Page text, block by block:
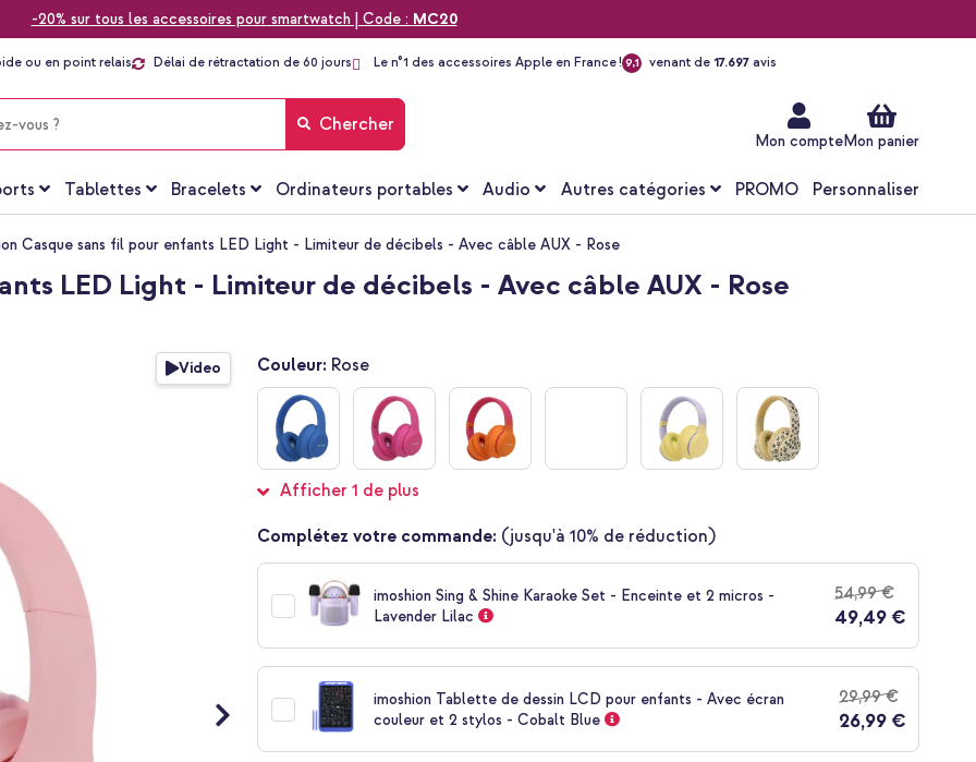
-20% sur tous les accessoires pour smartwatch | Code : MC20
ou en point relais Délai de rétractation de 60 jours Le n°1 des accessoires Apple en France ! 9,1 venant de 17.697 avis
Mon compteMon panier
Chercher
Tablettes Bracelets Ordinateurs portables Audio Autres catégories PROMO Personnaliser
Casque sans fil pour enfants LED Light - Limiteur de décibels - Avec câble AUX - Rose
LED Light - Limiteur de décibels - Avec câble AUX - Rose
Video Couleur: Rose
Afficher 1 de plus
Complétez votre commande: (jusqu'à 10% de réduction)
imoshion Sing & Shine Karaoke Set - Enceinte et 2 micros -
Lavender Lilac
54,99 €
49,49 €
imoshion Tablette de dessin LCD pour enfants - Avec écran
couleur et 2 stylos - Cobalt Blue
29,99 €
26,99 €